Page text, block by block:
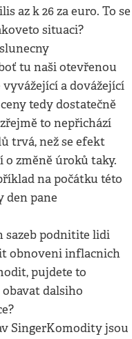
az k 26 za euro. To se
situaci?
tu naši otevřenou
a dovážející
tedy dostatečně
to nepřichází
trvá, než se efekt
změně úroků taky.
na počátku této
den pane
sazeb podnitite lidi
obnoveni inflacnich
pujdete to
dalsiho
SingerKomodity jsou